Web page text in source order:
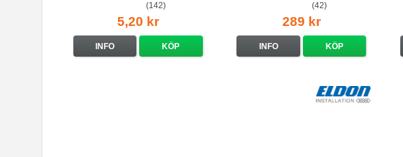
(142)
5,20 kr
INFO KÖP
(42)
289 kr
INFO KÖP